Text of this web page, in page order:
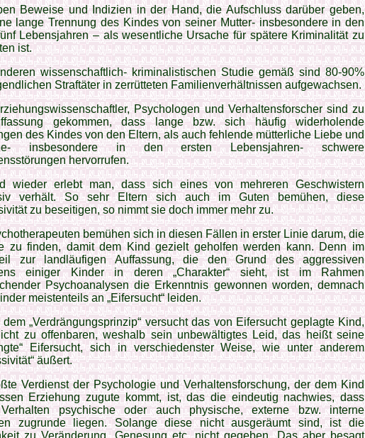
Beweise und Indizien in der Hand, die Aufschluss darüber geben,
lange Trennung des Kindes von seiner Mutter- insbesondere in den
Lebensjahren – als wesentliche Ursache für spätere Kriminalität zu
ist.
wissenschaftlich- kriminalistischen Studie gemäß sind 80-90%
Straftäter in zerrütteten Familienverhältnissen aufgewachsen.
Psychologen und Verhaltensforscher sind zu
gekommen, dass lange bzw. sich häufig widerholende
des Kindes von den Eltern, als auch fehlende mütterliche Liebe und
insbesondere in den ersten Lebensjahren- schwere
hervorrufen.
wieder erlebt man, dass sich eines von mehreren Geschwistern
verhält. So sehr Eltern sich auch im Guten bemühen, diese
zu beseitigen, so nimmt sie doch immer mehr zu.
bemühen sich in diesen Fällen in erster Linie darum, die
zu finden, damit dem Kind gezielt geholfen werden kann. Denn im
zur landläufigen Auffassung, die den Grund des aggressiven
einiger Kinder in deren „Charakter“ sieht, ist im Rahmen
Psychoanalysen die Erkenntnis gewonnen worden, demnach
meistenteils an „Eifersucht“ leiden.
„Verdrängungsprinzip“ versucht das von Eifersucht geplagte Kind,
zu offenbaren, weshalb sein unbewältigtes Leid, das heißt seine
Eifersucht, sich in verschiedenster Weise, wie unter anderem
äußert.
Verdienst der Psychologie und Verhaltensforschung, der dem Kind
Erziehung zugute kommt, ist, das die eindeutig nachwies, dass
psychische oder auch physische, externe bzw. interne
zugrunde liegen. Solange diese nicht ausgeräumt sind, ist die